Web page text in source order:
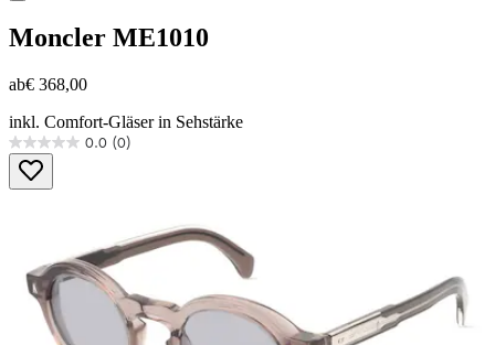
Moncler ME1010
ab€ 368,00
inkl. Comfort-Gläser in Sehstärke
0.0 (0)
0.0
von
5